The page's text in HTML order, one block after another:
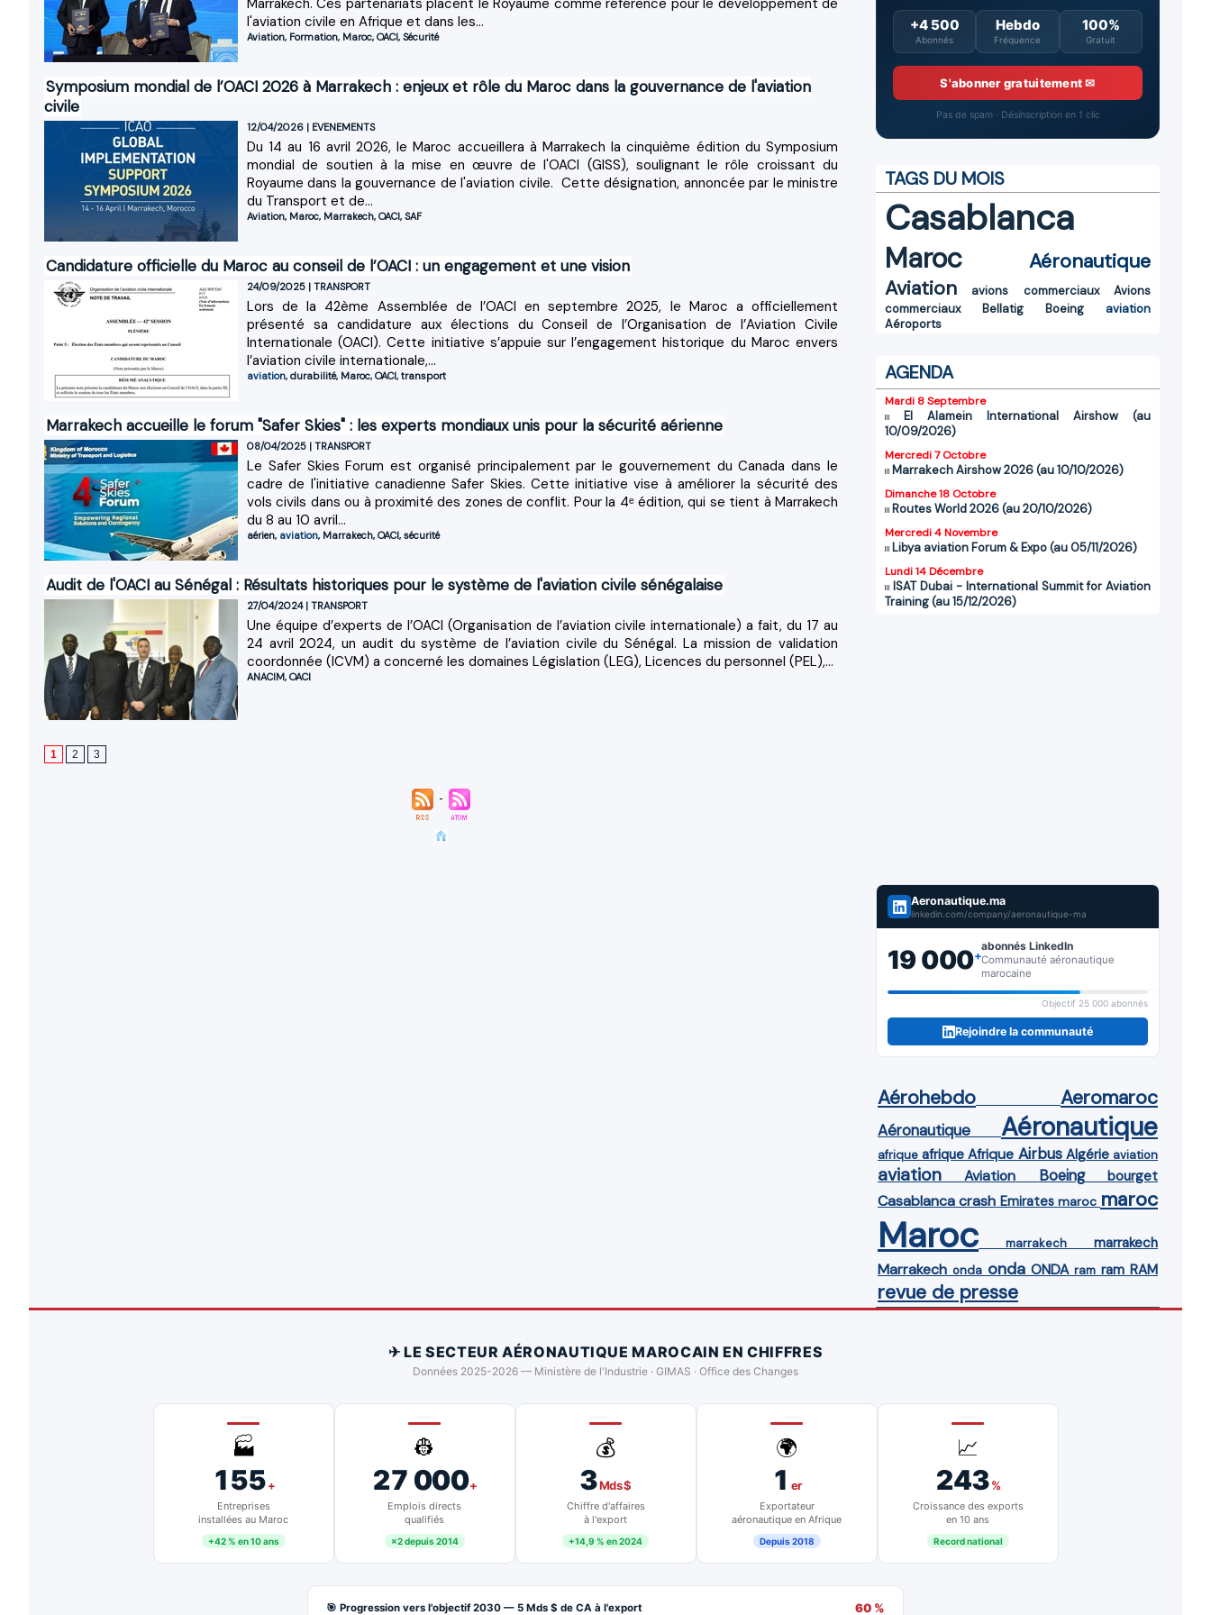
Marrakech. Ces partenariats placent le Royaume comme référence pour le développement de
l'aviation civile en Afrique et dans les...
Aviation, Formation, Maroc, OACI, Sécurité
Symposium mondial de l’OACI 2026 à Marrakech : enjeux et rôle du Maroc dans la gouvernance de l'aviation
civile
12/04/2026 | EVENEMENTS
Du 14 au 16 avril 2026, le Maroc accueillera à Marrakech la cinquième édition du Symposium
mondial de soutien à la mise en œuvre de l'OACI (GISS), soulignant le rôle croissant du
Royaume dans la gouvernance de l'aviation civile. Cette désignation, annoncée par le ministre
du Transport et de...
Aviation, Maroc, Marrakech, OACI, SAF
Candidature officielle du Maroc au conseil de l’OACI : un engagement et une vision
24/09/2025 | TRANSPORT
Lors de la 42ème Assemblée de l’OACI en septembre 2025, le Maroc a officiellement
présenté sa candidature aux élections du Conseil de l’Organisation de l’Aviation Civile
Internationale (OACI). Cette initiative s’appuie sur l’engagement historique du Maroc envers
l’aviation civile internationale,...
aviation, durabilité, Maroc, OACI, transport
Marrakech accueille le forum "Safer Skies" : les experts mondiaux unis pour la sécurité aérienne
08/04/2025 | TRANSPORT
Le Safer Skies Forum est organisé principalement par le gouvernement du Canada dans le
cadre de l'initiative canadienne Safer Skies. Cette initiative vise à améliorer la sécurité des
vols civils dans ou à proximité des zones de conflit. Pour la 4ᵉ édition, qui se tient à Marrakech
du 8 au 10 avril...
aérien, aviation, Marrakech, OACI, sécurité
Audit de l'OACI au Sénégal : Résultats historiques pour le système de l'aviation civile sénégalaise
27/04/2024| TRANSPORT
Une équipe d’experts de l’OACI (Organisation de l’aviation civile internationale) a fait, du 17 au
24 avril 2024, un audit du système de l’aviation civile du Sénégal. La mission de validation
coordonnée (ICVM) a concerné les domaines Législation (LEG), Licences du personnel (PEL),...
ANACIM, OACI
1 2 3
+4 500
Abonnés
Hebdo
Fréquence
100%
Gratuit
S'abonner gratuitement ✉
Pas de spam · Désinscription en 1 clic
TAGS DU MOIS
Casablanca
Maroc
Aéronautique
Aviation
avions commerciaux
Avions
commerciaux
Bellatig Boeing
aviation
Aéroports
AGENDA
Mardi 8 Septembre
El Alamein International Airshow (au
10/09/2026)
Mercredi 7 Octobre
Marrakech Airshow 2026 (au 10/10/2026)
Dimanche 18 Octobre
Routes World 2026 (au 20/10/2026)
Mercredi 4 Novembre
Libya aviation Forum & Expo (au 05/11/2026)
Lundi 14 Décembre
ISAT Dubai - International Summit for Aviation
Training (au 15/12/2026)
Aeronautique.ma
linkedin.com/company/aeronautique-ma
19 000+
abonnés LinkedIn
Communauté aéronautique
marocaine
Objectif 25 000 abonnés
Rejoindre la communauté
Aérohebdo Aeromaroc
Aéronautique Aéronautique
afrique afrique Afrique Airbus Algérie aviation
aviation Aviation Boeing bourget
Casablanca crash Emirates maroc maroc
Maroc marrakech marrakech
Marrakech onda onda ONDA ram ram RAM
revue de presse
✈ LE SECTEUR AÉRONAUTIQUE MAROCAIN EN CHIFFRES
Données 2025-2026 — Ministère de l'Industrie · GIMAS · Office des Changes
🏭
155+
Entreprises
installées au Maroc
+42 % en 10 ans
👷
27 000+
Emplois directs
qualifiés
×2 depuis 2014
💰
3Mds $
Chiffre d'affaires
à l'export
+14,9 % en 2024
🌍
1 er
Exportateur
aéronautique en Afrique
Depuis 2018
📈
243%
Croissance des exports
en 10 ans
Record national
🎯 Progression vers l'objectif 2030 — 5 Mds $ de CA à l'export 60 %